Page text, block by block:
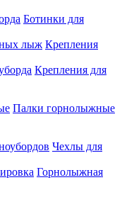
Ботинки для
Крепления
Крепления для
Палки горнолыжные
Чехлы для
Горнолыжная